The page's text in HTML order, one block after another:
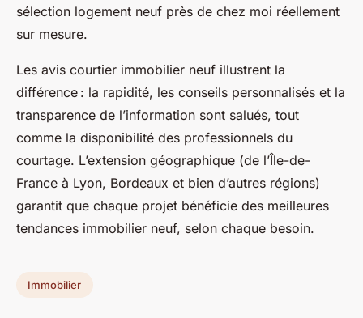
sélection logement neuf près de chez moi réellement
sur mesure.
Les avis courtier immobilier neuf illustrent la
différence : la rapidité, les conseils personnalisés et la
transparence de l’information sont salués, tout
comme la disponibilité des professionnels du
courtage. L’extension géographique (de l’Île-de-
France à Lyon, Bordeaux et bien d’autres régions)
garantit que chaque projet bénéficie des meilleures
tendances immobilier neuf, selon chaque besoin.
Immobilier